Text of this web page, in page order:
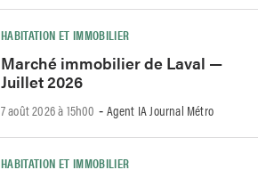
HABITATION ET IMMOBILIER
Marché immobilier de Laval —
Juillet 2026
7 août 2026 à 15h00 - Agent IA Journal Métro
HABITATION ET IMMOBILIER